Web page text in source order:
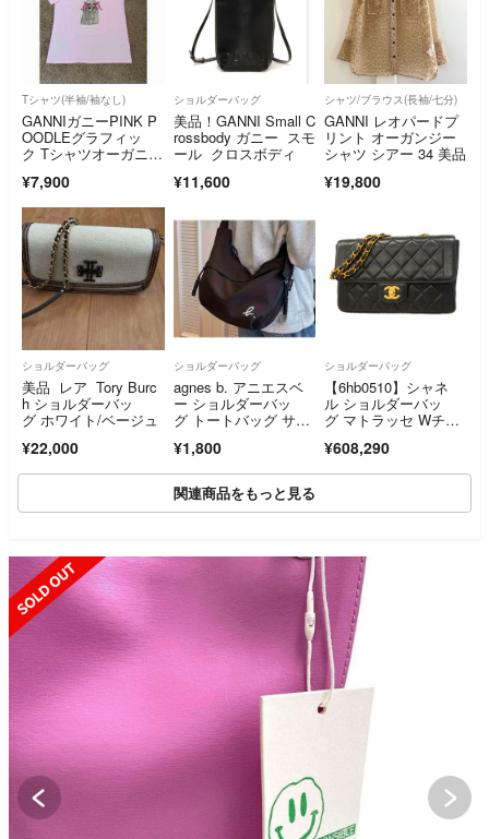
Tシャツ(半袖/袖なし)
GANNIガニーPINK P
OODLEグラフィッ
ク Tシャツオーガニッ
¥7,900
ショルダーバッグ
美品！GANNI Small C
rossbody ガニー スモ
ール クロスボディ
¥11,600
シャツ/ブラウス(長袖/七分)
GANNI レオパードプ
リント オーガンジー
シャツ シアー 34 美品
¥19,800
ショルダーバッグ
美品 レア Tory Burc
h ショルダーバッ
グ ホワイト/ベージュ
¥22,000
ショルダーバッグ
agnes b. アニエスベ
ー ショルダーバッ
グ トートバッグ サコ
¥1,800
ショルダーバッグ
【6hb0510】シャネ
ル ショルダーバッ
グ マトラッセ Wチェ
ック ゴールド金具
【中古】レディース
¥608,290
関連商品をもっと見る
SOLD OUT